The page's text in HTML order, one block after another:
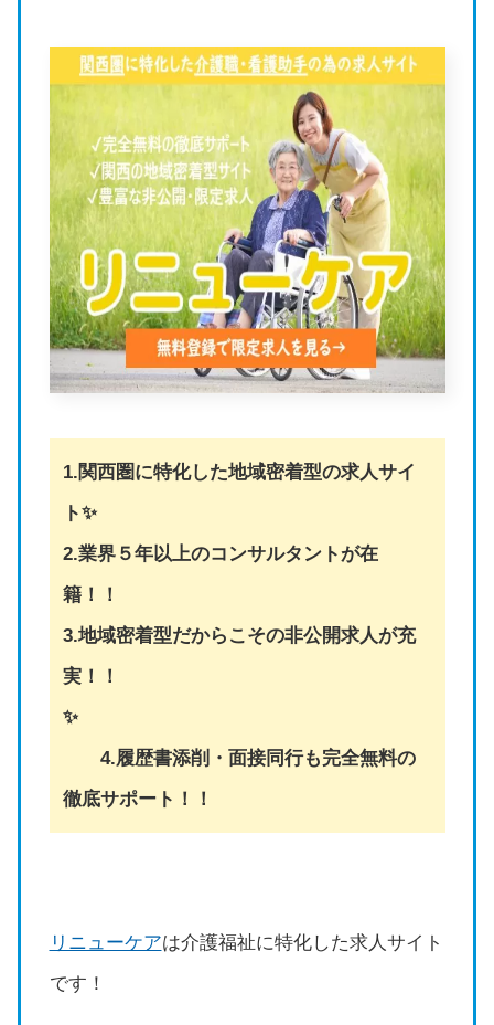
1.関西圏に特化した地域密着型の求人サイ
ト✨
2.業界５年以上のコンサルタントが在
籍！！
3.地域密着型だからこその非公開求人が充
実！！
✨
4.履歴書添削・面接同行も完全無料の
徹底サポート！！
リニューケアは介護福祉に特化した求人サイト
です！